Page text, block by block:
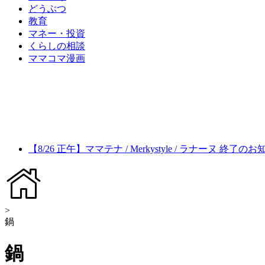
どうぶつ
教育
マネー・投資
くらしの相談
ママコマ漫画
【8/26 正午】ママテナ / Merkystyle / ラナーヌ 終了のお
>
鍋
鍋